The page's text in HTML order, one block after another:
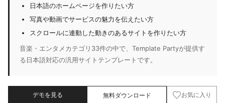
日本語のホームページを作りたい方
写真や動画でサービスの魅力を伝えたい方
スクロールに連動した動きのあるサイトを作りたい方
音楽・エンタメカテゴリ33件の中で、Template Partyが提供す
る日本語対応の汎用サイトテンプレートです。
デモを見る 無料ダウンロード お気に入り